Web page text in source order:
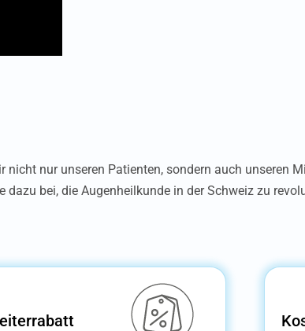
nur unseren Patienten, sondern auch unseren
bei, die Augenheilkunde in der Schweiz zu